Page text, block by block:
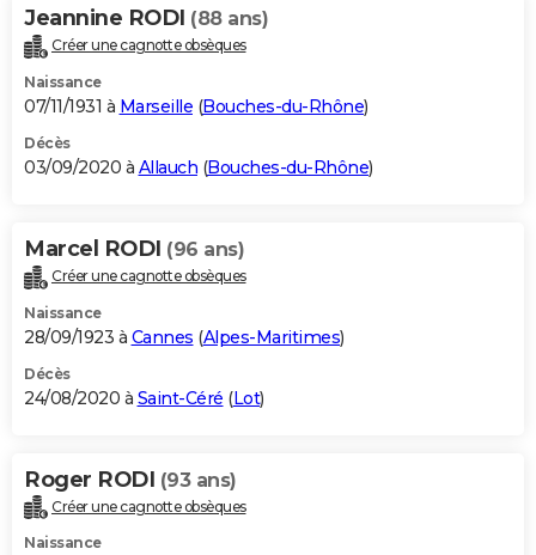
Jeannine RODI (88 ans)
Créer une cagnotte obsèques
Naissance
07/11/1931 à Marseille (Bouches-du-Rhône)
Décès
03/09/2020 à Allauch (Bouches-du-Rhône)
Marcel RODI (96 ans)
Créer une cagnotte obsèques
Naissance
28/09/1923 à Cannes (Alpes-Maritimes)
Décès
24/08/2020 à Saint-Céré (Lot)
Roger RODI (93 ans)
Créer une cagnotte obsèques
Naissance